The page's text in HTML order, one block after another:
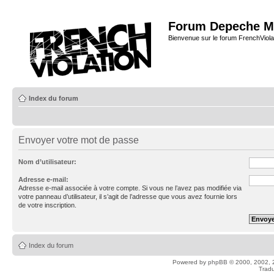
Forum Depeche
Bienvenue sur le forum
Index du forum
Envoyer votre mot de passe
Nom d’utilisateur:
Adresse e-mail:
Adresse e-mail associée à votre compte. Si vous ne l’avez pas modifiée via
votre panneau d’utilisateur, il s’agit de l’adresse que vous avez fournie lors
de votre inscription.
Index du forum
Powered by phpBB © 2000, 2002,